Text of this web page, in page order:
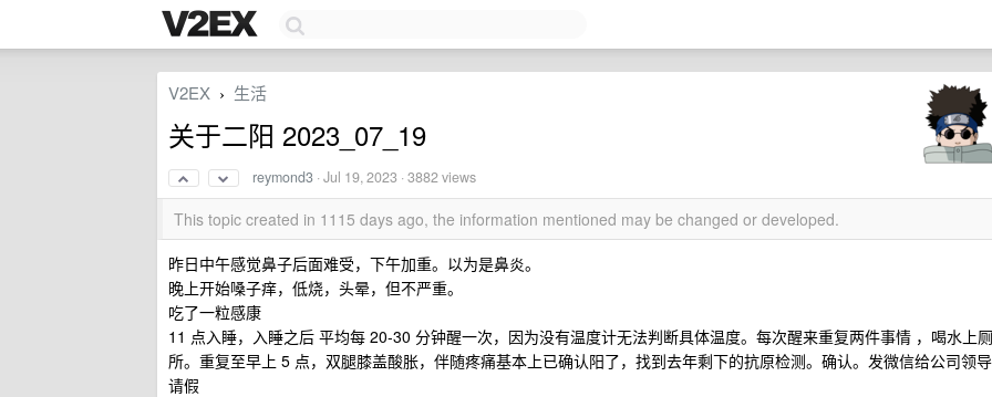
V2EX › 生活
关于二阳 2023_07_19
reymond3 ·Jul 19, 2023 · 3882 views
This topic created in 1115 days ago, the information mentioned may be changed or developed.
昨日中午感觉鼻子后面难受，下午加重。以为是鼻炎。
晚上开始嗓子痒，低烧，头晕，但不严重。
吃了一粒感康
11 点入睡，入睡之后 平均每 20-30 分钟醒一次，因为没有温度计无法判断具体温度。每次醒来重复两件事情 ，喝水上厕
所。重复至早上 5 点，双腿膝盖酸胀，伴随疼痛基本上已确认阳了，找到去年剩下的抗原检测。确认。发微信给公司领导
请假